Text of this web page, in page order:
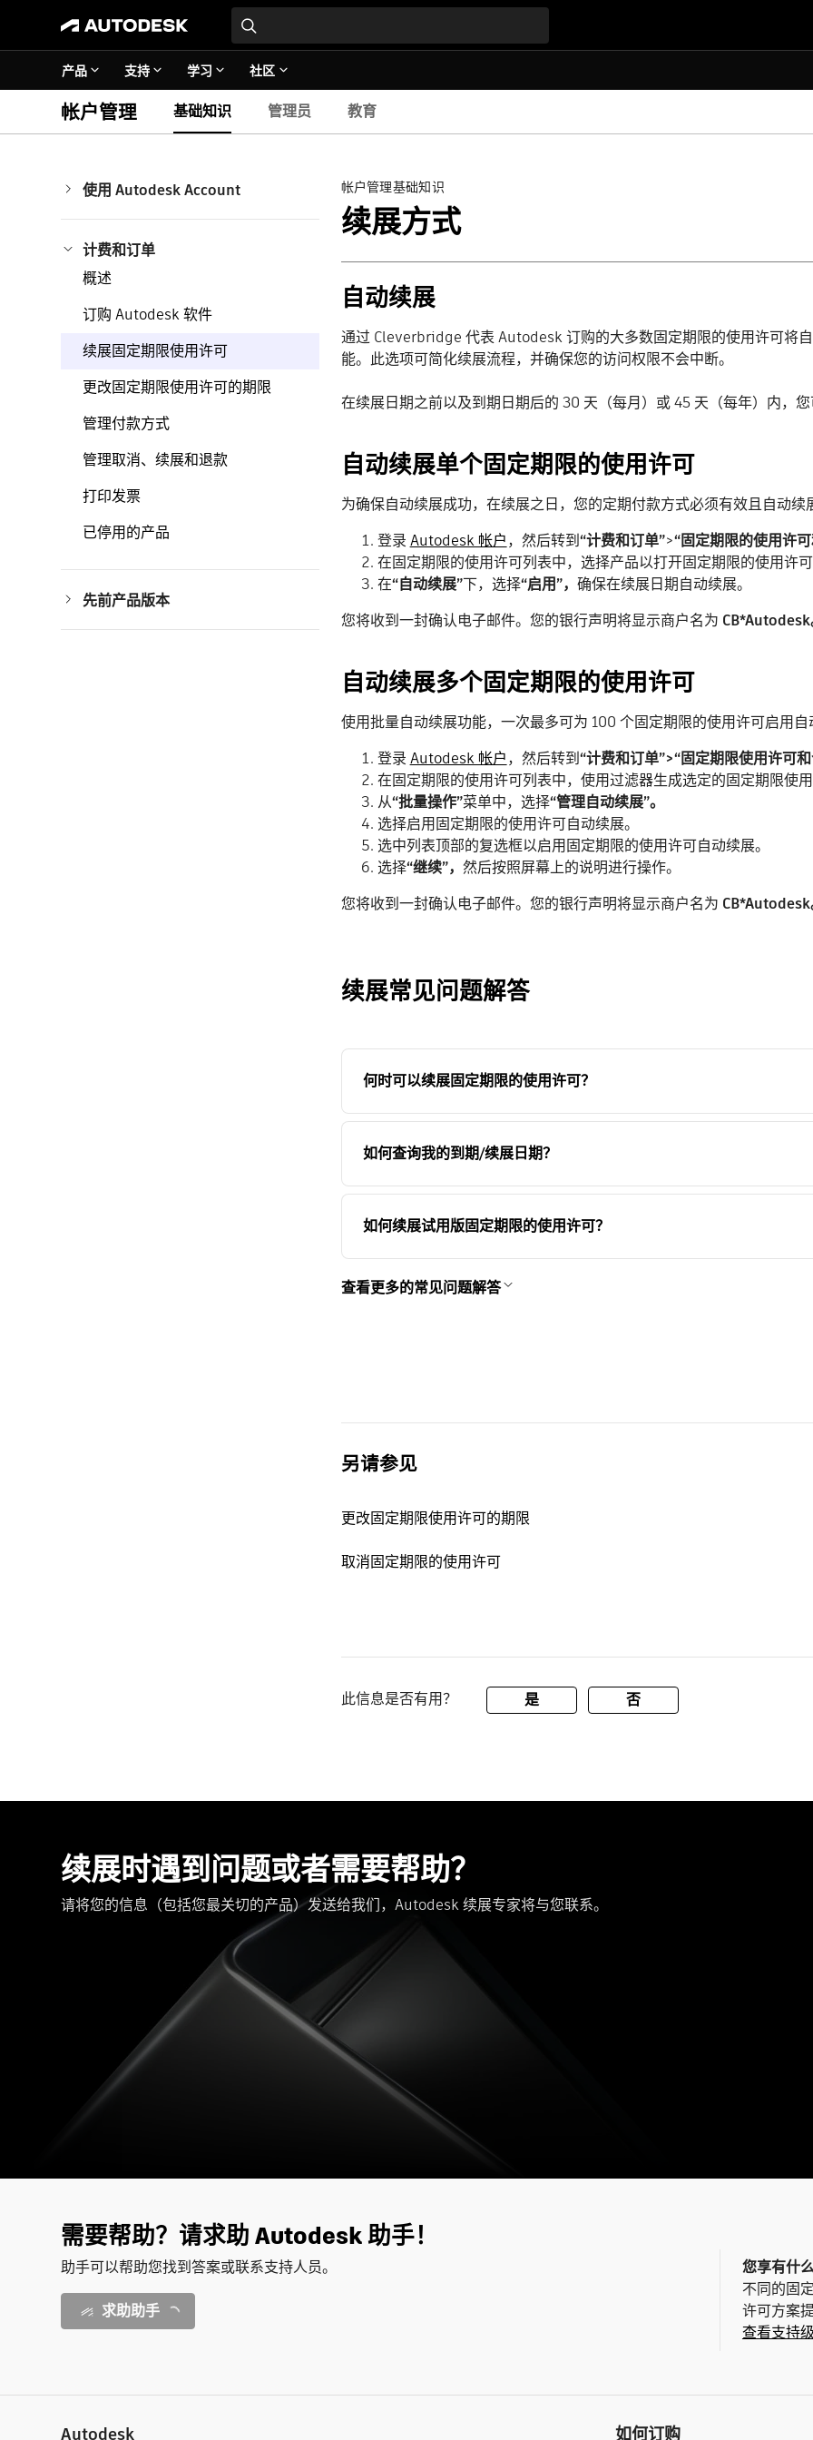
产品 支持 学习 社区
帐户管理 基础知识 管理员 教育
使用 Autodesk Account
创建帐户
更新您的个人资料
电子邮件验证
重置密码
删除帐户
获取帮助
计费和订单
概述
订购 Autodesk 软件
续展固定期限使用许可
更改固定期限使用许可的期限
管理付款方式
管理取消、续展和退款
打印发票
已停用的产品
先前产品版本
产品支持生命周期
帐户管理基础知识
续展方式
自动续展
通过 Cleverbridge 代表 Autodesk 订购的大多数固定期限的使用许可将
能。此选项可简化续展流程，并确保您的访问权限不会中断。
在续展日期之前以及到期日期后的 30 天（每月）或 45 天（每年）内，
自动续展单个固定期限的使用许可
为确保自动续展成功，在续展之日，您的定期付款方式必须有效且自动续
登录 Autodesk 帐户，然后转到“计费和订单”>“固定期限的使用许
在固定期限的使用许可列表中，选择产品以打开固定期限的使用许
在“自动续展”下，选择“启用”， 确保在续展日期自动续展。
您将收到一封确认电子邮件。您的银行声明将显示商户名为
自动续展多个固定期限的使用许可
使用批量自动续展功能，一次最多可为 100 个固定期限的使用许可启用自
登录 Autodesk 帐户，然后转到“计费和订单”>“固定期限使用许可
在固定期限的使用许可列表中，使用过滤器生成选定的固定期限使
从“批量操作”菜单中，选择“管理自动续展”。
选择启用固定期限的使用许可自动续展。
选中列表顶部的复选框以启用固定期限的使用许可自动续展。
选择“继续”， 然后按照屏幕上的说明进行操作。
您将收到一封确认电子邮件。您的银行声明将显示商户名为
续展常见问题解答
何时可以续展固定期限的使用许可？
如何查询我的到期/续展日期？
如何续展试用版固定期限的使用许可？
查看更多的常见问题解答
另请参见
更改固定期限使用许可的期限
取消固定期限的使用许可
此信息是否有用？ 是 否
续展时遇到问题或者需要帮助？
请将您的信息（包括您最关切的产品）发送给我们，Autodesk 续展专家将与您联系。
需要帮助？请求助 Autodesk 助手！
助手可以帮助您找到答案或联系支持人员。
求助助手
您享有什
不同的固
许可方案
查看支持
Autodesk 如何订购